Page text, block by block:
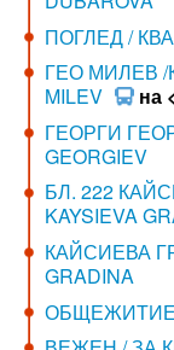
ПОГЛЕД /
ГЕО МИЛЕВ /
MILEV
на
ГЕОРГИ
GEORGIEV
БЛ. 222
KAYSIEVA
КАЙСИЕВА
GRADINA